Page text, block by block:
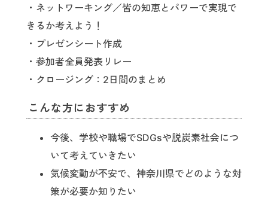
・ネットワーキング／皆の知恵とパワーで実現で
きるか考えよう！
・プレゼンシート作成
・参加者全員発表リレー
・クロージング：2日間のまとめ
こんな方におすすめ
今後、学校や職場でSDGsや脱炭素社会につ
いて考えていきたい
気候変動が不安で、神奈川県でどのような対
策が必要か知りたい